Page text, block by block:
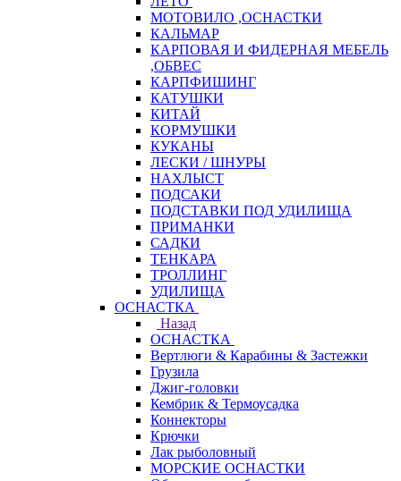
МОТОВИЛО ,ОСНАСТКИ
КАЛЬМАР
КАРПОВАЯ И ФИДЕРНАЯ МЕБЕЛЬ
,ОБВЕС
КАРПФИШИНГ
КАТУШКИ
КИТАЙ
КОРМУШКИ
КУКАНЫ
ЛЕСКИ / ШНУРЫ
НАХЛЫСТ
ПОДСАКИ
ПОДСТАВКИ ПОД УДИЛИЩА
ПРИМАНКИ
САДКИ
ТЕНКАРА
ТРОЛЛИНГ
УДИЛИЩА
ОСНАСТКА
Назад
ОСНАСТКА
Вертлюги & Карабины & Застежки
Грузила
Джиг-головки
Кембрик & Термоусадка
Коннекторы
Крючки
Лак рыболовный
МОРСКИЕ ОСНАСТКИ